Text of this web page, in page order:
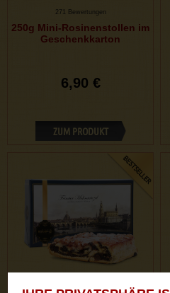
271 Bewertungen
250g Mini-Rosinenstollen im
Geschenkkarton
6,90 €
ZUM PRODUKT